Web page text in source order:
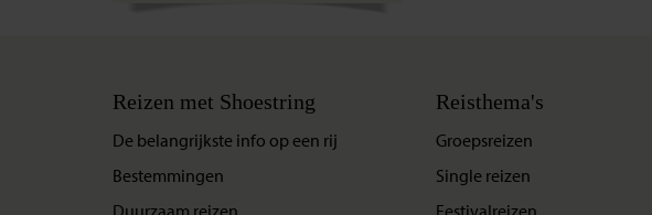
Reizen met Shoestring
De belangrijkste info op een rij
Bestemmingen
Duurzaam reizen
Reisthema's
Groepsreizen
Single reizen
Festivalreizen